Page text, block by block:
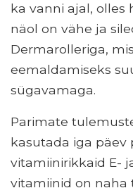
ka vanni ajal, olles
näol on vähe ja
Dermarolleriga,
eemaldamiseks
sügavamaga.
Parimate
kasutada iga päev
vitamiinirikkaid E-
vitamiinid on naha